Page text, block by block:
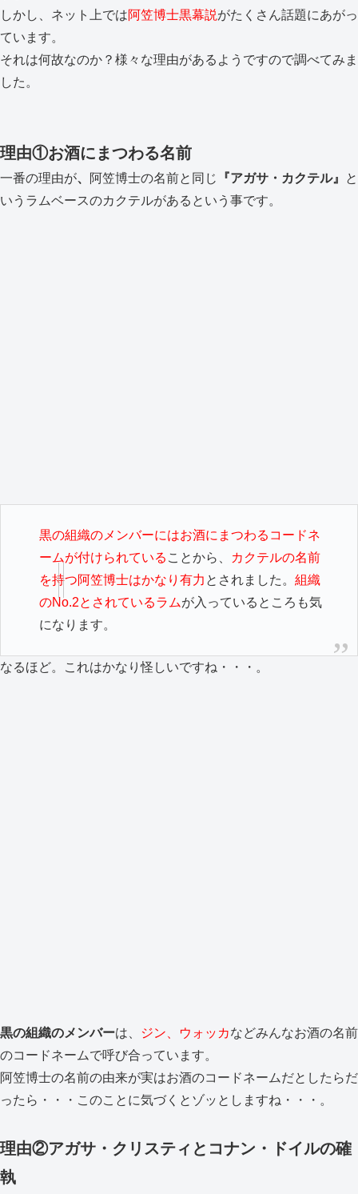
しかし、ネット上では阿笠博士黒幕説がたくさん話題にあがっ
ています。
それは何故なのか？様々な理由があるようですので調べてみま
した。
理由①お酒にまつわる名前
一番の理由が、 阿笠博士の名前と同じ 『アガサ・カクテル』
と
いうラムベースのカクテルがあるという事です。
黒の組織のメンバーにはお酒にまつわるコードネ
ームが付けられている ことから、
カクテルの名前
を持つ阿笠博士はかなり有力 とされました。 組織
のNo.2とされているラムが入っているところも気
になります。
なるほど。これはかなり怪しいですね・・・。
黒の組織のメンバーは、 ジン、ウォッカなどみんなお酒の名前
のコードネームで呼び合っています。
阿笠博士の名前の由来が実はお酒のコードネームだとしたらだ
ったら・・・このことに気づくとゾッとしますね・・・。
理由②アガサ・クリスティとコナン・ドイルの確
執